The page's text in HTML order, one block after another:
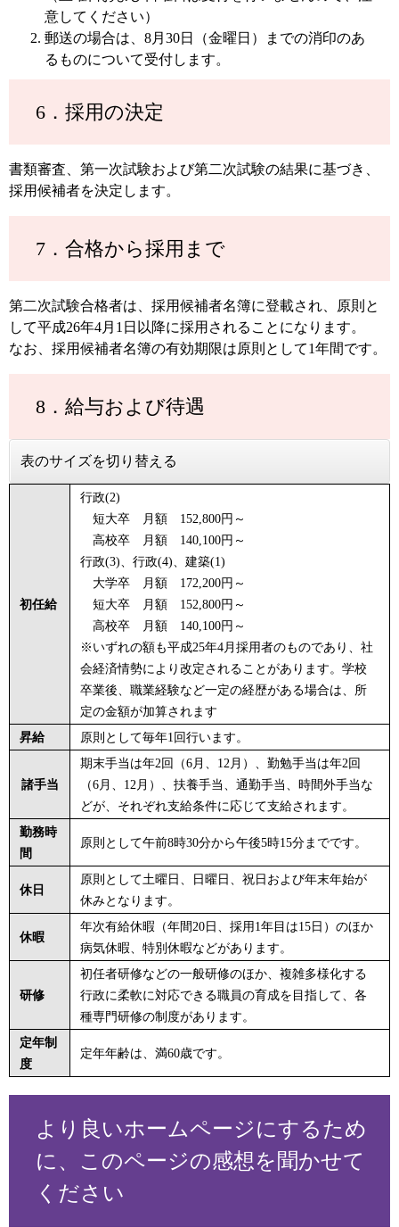
意してください）
郵送の場合は、8月30日（金曜日）までの消印のあ
るものについて受付します。
6．採用の決定
書類審査、第一次試験および第二次試験の結果に基づき、
採用候補者を決定します。
7．合格から採用まで
第二次試験合格者は、採用候補者名簿に登載され、原則と
して平成26年4月1日以降に採用されることになります。
なお、採用候補者名簿の有効期限は原則として1年間です。
8．給与および待遇
表のサイズを切り替える
初任給
行政(2)
短大卒 月額 152,800円～
高校卒 月額 140,100円～
行政(3)、行政(4)、建築(1)
大学卒 月額 172,200円～
短大卒 月額 152,800円～
高校卒 月額 140,100円～
※いずれの額も平成25年4月採用者のものであり、社
会経済情勢により改定されることがあります。学校
卒業後、職業経験など一定の経歴がある場合は、所
定の金額が加算されます
昇給
原則として毎年1回行います。
諸手当
期末手当は年2回（6月、12月）、勤勉手当は年2回
（6月、12月）、扶養手当、通勤手当、時間外手当な
どが、それぞれ支給条件に応じて支給されます。
勤務時
間
原則として午前8時30分から午後5時15分までです。
休日
原則として土曜日、日曜日、祝日および年末年始が
休みとなります。
休暇
年次有給休暇（年間20日、採用1年目は15日）のほか
病気休暇、特別休暇などがあります。
研修
初任者研修などの一般研修のほか、複雑多様化する
行政に柔軟に対応できる職員の育成を目指して、各
種専門研修の制度があります。
定年制
度
定年年齢は、満60歳です。
より良いホームページにするため
に、このページの感想を聞かせて
ください